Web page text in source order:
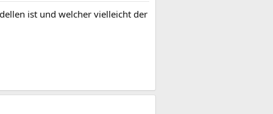
ist und welcher vielleicht der